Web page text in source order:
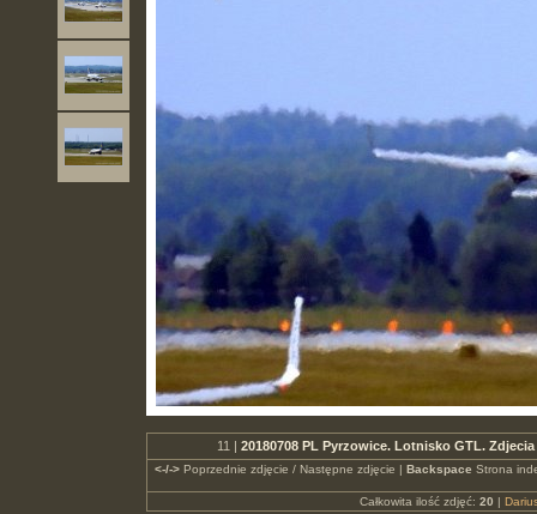
11 | 20180708 PL Pyrzowice. Lotnisko GTL.
<-/->Poprzednie zdjęcie / Następne zdjęcie | Backspace Strona
Całkowita ilość zdjęć: 20 |